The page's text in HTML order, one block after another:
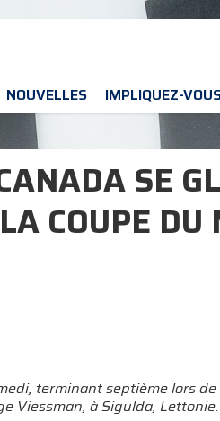
NOUVELLES IMPLIQUEZ-
SE
COUPE DU
terminant septième lors
Viessman, à Sigulda, Lettonie.